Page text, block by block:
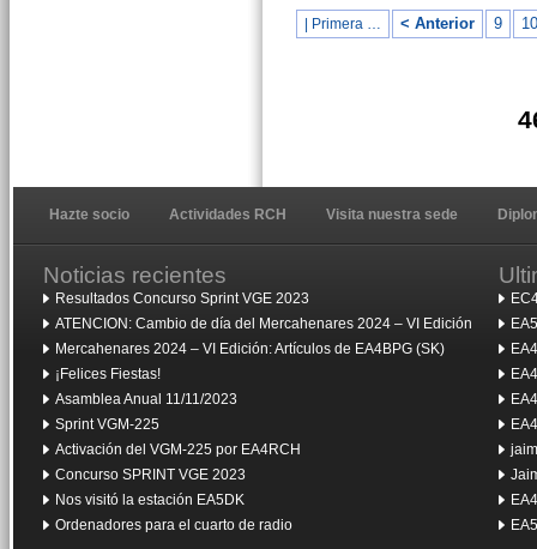
| Primera … < Anterior 9 10
Hazte socio Actividades RCH Visita nuestra sede
Noticias recientes
Resultados Concurso Sprint VGE 2023
ATENCION: Cambio de día del Mercahenares 2024 – VI Edición
Mercahenares 2024 – VI Edición: Artículos de EA4BPG (SK)
¡Felices Fiestas!
Asamblea Anual 11/11/2023
Sprint VGM-225
Activación del VGM-225 por EA4RCH
Concurso SPRINT VGE 2023
Nos visitó la estación EA5DK
Ordenadores para el cuarto de radio